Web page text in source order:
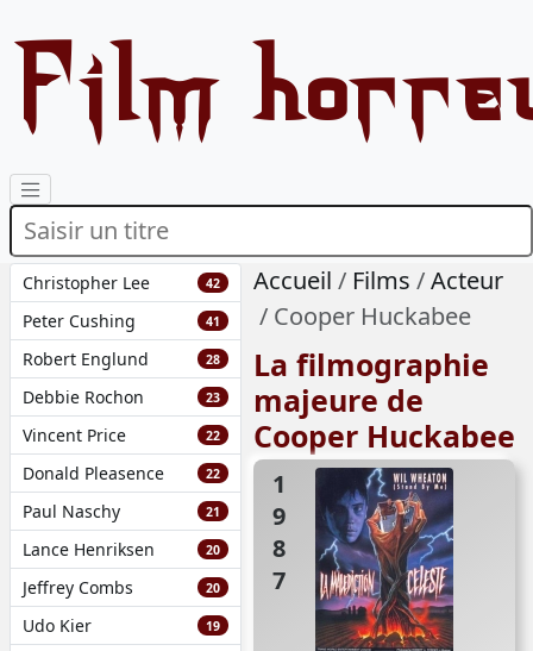
Film
Christopher Lee 42
Peter Cushing 41
Robert Englund 28
Debbie Rochon 23
Vincent Price 22
Donald Pleasence 22
Paul Naschy 21
Lance Henriksen 20
Jeffrey Combs 20
Udo Kier 19
Accueil Films
Acteur
Cooper Huckabee
La filmographie
majeure de
Cooper Huckabee
1987